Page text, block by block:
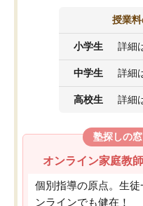
授業
小学生 詳細
中学生 詳細
高校生 詳細
塾探しの
オンライン家庭教
個別指導の原点。生
ンラインでも健在！